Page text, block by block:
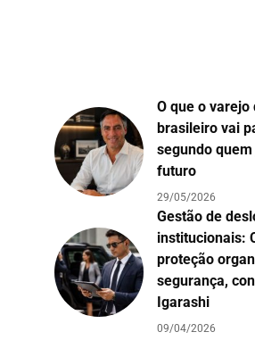
O que o
brasileiro vai
segundo
futuro
29/05/2026
Gestão de
institucionais:
proteção
segurança,
Igarashi
09/04/2026